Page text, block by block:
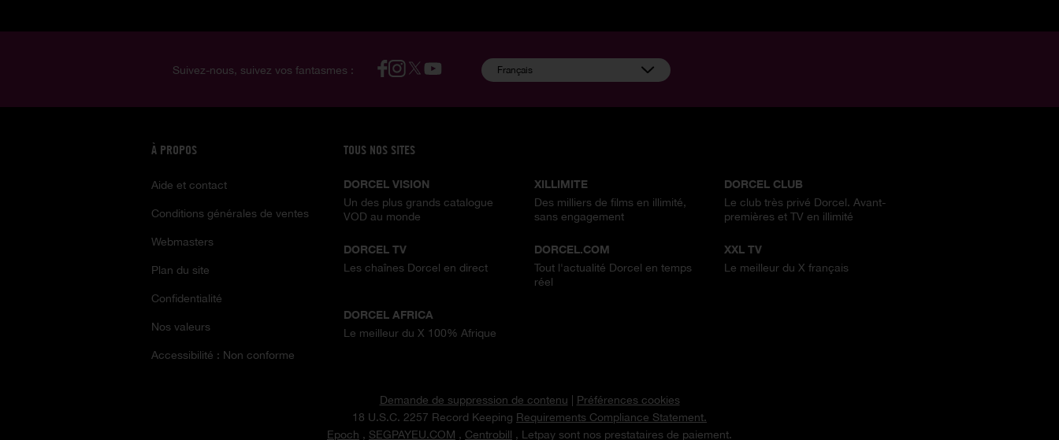
Suivez-nous, suivez vos fantasmes : Français
À PROPOS
Aide et contact
Conditions générales de ventes
Webmasters
Plan du site
Confidentialité
Nos valeurs
Accessibilité : Non conforme
TOUS NOS SITES
DORCEL VISION
Un des plus grands catalogue
VOD au monde
XILLIMITE
Des milliers de films en illimité,
sans engagement
DORCEL CLUB
Le club très privé Dorcel. Avant-
premières et TV en illimité
DORCEL TV
Les chaînes Dorcel en direct
DORCEL.COM
Tout l'actualité Dorcel en temps
réel
XXL TV
Le meilleur du X français
DORCEL AFRICA
Le meilleur du X 100% Afrique
Demande de suppression de contenu
Préférences cookies
18 U.S.C. 2257 Record Keeping Requirements Compliance Statement.
Epoch , SEGPAYEU.COM , Centrobill , Letpay sont nos prestataires de paiement.